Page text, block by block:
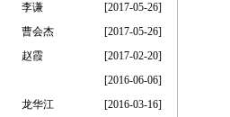
李谦
[2017-05-26]
曹会杰
[2017-05-26]
赵霞
[2017-02-20]
[2016-06-06]
龙华江
[2016-03-16]